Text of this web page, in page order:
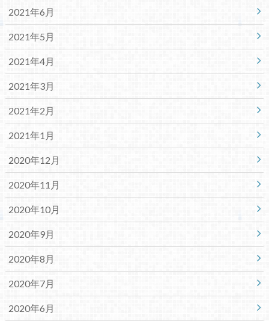
2021年6月
2021年5月
2021年4月
2021年3月
2021年2月
2021年1月
2020年12月
2020年11月
2020年10月
2020年9月
2020年8月
2020年7月
2020年6月